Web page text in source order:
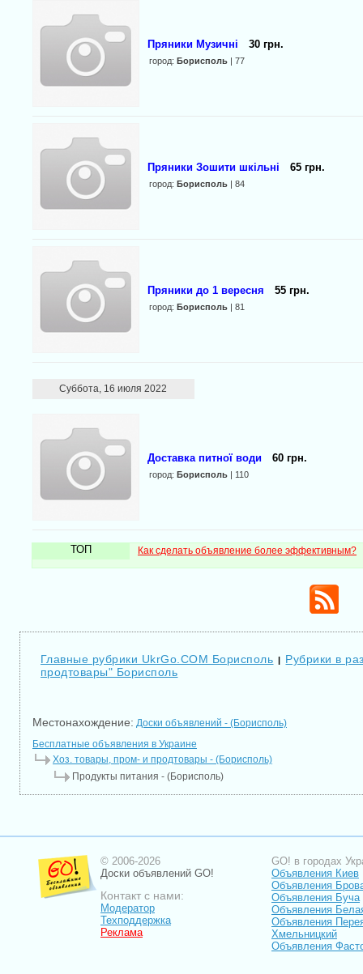
Пряники Музичні 30 грн.
город: Борисполь | 77
Пряники Зошити шкільні 65 грн.
город: Борисполь | 84
Пряники до 1 вересня 55 грн.
город: Борисполь | 81
Суббота, 16 июля 2022
Доставка питної води 60 грн.
город: Борисполь | 110
ТОП Как сделать объявление более эффективным?
Главные рубрики UkrGo.COM Борисполь | Рубрики в
продтовары" Борисполь
Местонахождение: Доски объявлений - (Борисполь)
Бесплатные объявления в Украине
Хоз. товары, пром- и продтовары - (Борисполь)
Продукты питания - (Борисполь)
© 2006-2026
Доски объявлений GO!
Контакт с нами:
Модератор
Техподдержка
Реклама
GO! в городах
Объявления Киев
Объявления
Объявления Буча
Объявления
Объявления
Хмельницкий
Объявления